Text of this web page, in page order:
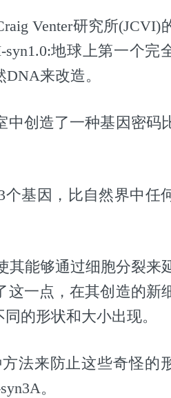
Venter研究所(JCVI)
地球上第一个完
来改造。
中创造了一种基因密码
个基因，比自然界中任
其能够通过细胞分裂来
这一点，在其创造的新
的形状和大小出现。
法来防止这些奇怪的
。